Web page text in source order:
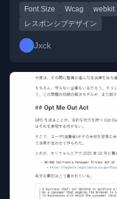
Font Size Wcag webkit
レスポンシブデザイン
Jxck